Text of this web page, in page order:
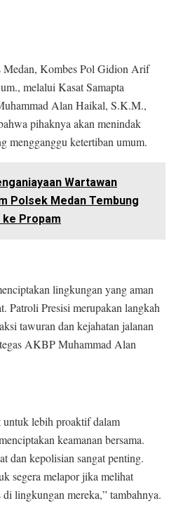
Medan, Kombes Pol Gidion Arif
melalui Kasat Samapta
Alan Haikal, S.K.M.,
pihaknya akan menindak
mengganggu ketertiban umum.
Wartawan
Polsek Medan Tembung
Propam
lingkungan yang aman
Patroli Presisi merupakan langkah
tawuran dan kejahatan jalanan
AKBP Muhammad Alan
untuk lebih proaktif dalam
keamanan bersama.
dan kepolisian sangat penting.
segera melapor jika melihat
lingkungan mereka,” tambahnya.